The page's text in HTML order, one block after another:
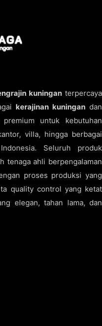
kuninganterpercaya
kerajinan kuningandan
premium untuk kebutuhan
villa, hingga berbagai
Seluruh produk
tenaga ahli berpengalaman
proses produksi yang
quality control yang ketat
elegan, tahan lama, dan